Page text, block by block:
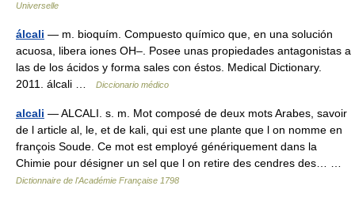
Universelle
álcali — m. bioquím. Compuesto químico que, en una solución
acuosa, libera iones OH–. Posee unas propiedades antagonistas a
las de los ácidos y forma sales con éstos. Medical Dictionary.
2011. álcali …
Diccionario médico
alcali — ALCALI. s. m. Mot composé de deux mots Arabes, savoir
de l article al, le, et de kali, qui est une plante que l on nomme en
françois Soude. Ce mot est employé génériquement dans la
Chimie pour désigner un sel que l on retire des cendres des… …
Dictionnaire de l'Académie Française 1798